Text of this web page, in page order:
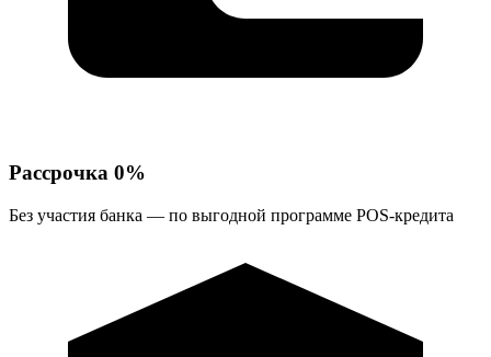
Рассрочка 0%
Без участия банка — по выгодной программе POS-кредита